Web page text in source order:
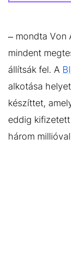
– mondta Von
mindent
állítsák fel. A
alkotása
készíttet,
eddig
három